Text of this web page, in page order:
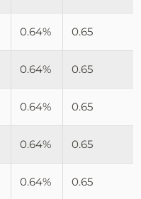
0.64% 0.65
0.64% 0.65
0.64% 0.65
0.64% 0.65
0.64% 0.65